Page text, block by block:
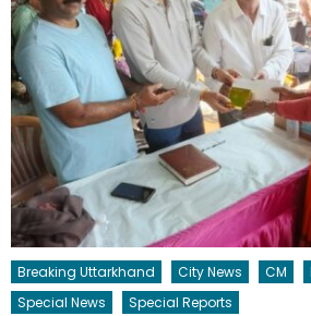
Breaking Uttarkhand City News CM
Special News
Special Reports